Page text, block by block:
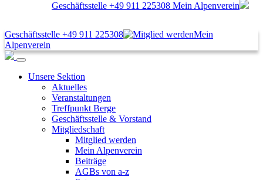
Geschäftsstelle +49 911 225308 Mein Alpenverein
Geschäftsstelle +49 911 225308
Mein
Alpenverein
Unsere Sektion
Aktuelles
Veranstaltungen
Treffpunkt Berge
Geschäftsstelle & Vorstand
Mitgliedschaft
Mitglied werden
Mein Alpenverein
Beiträge
AGBs von a-z